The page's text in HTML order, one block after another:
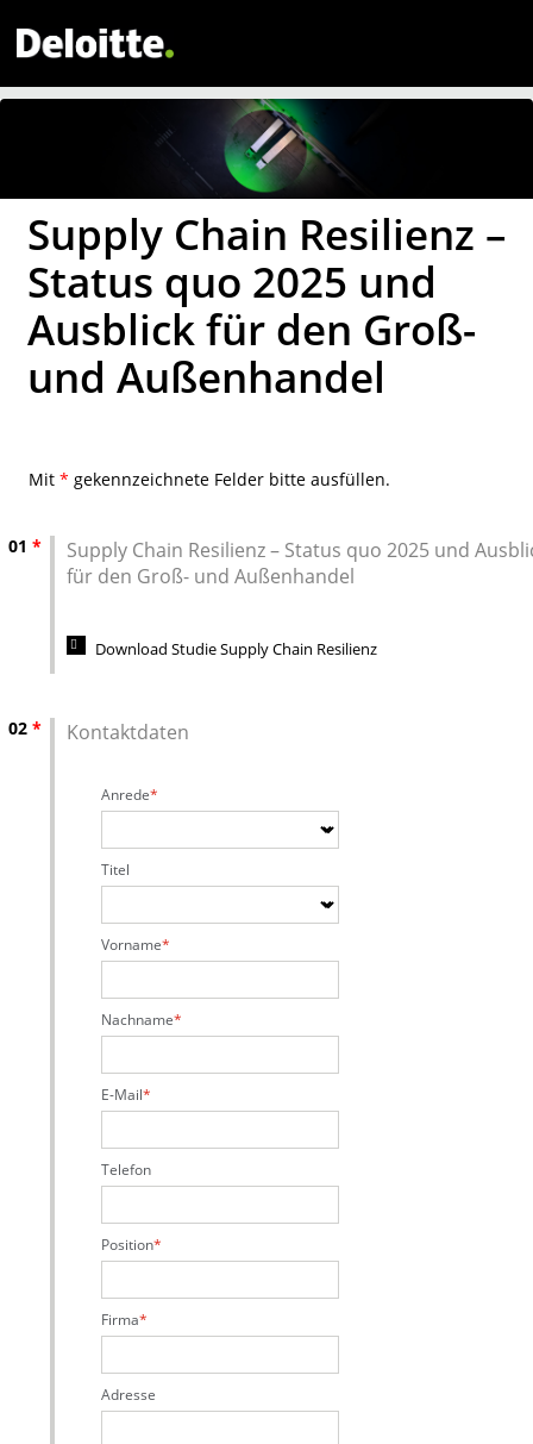
Supply Chain Resilienz –
Status quo 2025 und
Ausblick für den Groß-
und Außenhandel
Mit * gekennzeichnete Felder bitte ausfüllen.
01 *
Supply Chain Resilienz – Status quo 2025 und
für den Groß- und Außenhandel
Download Studie Supply Chain Resilienz
02 * Kontaktdaten
Anrede
Titel
Vorname
Nachname
E-Mail
Telefon
Position
Firma
Adresse